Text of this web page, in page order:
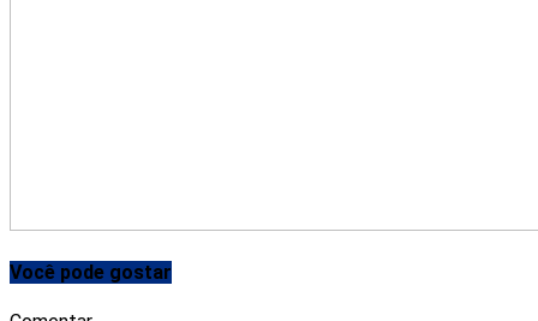
Você pode gostar